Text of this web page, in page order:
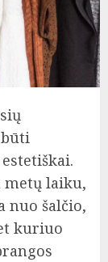
metų laiku,
nuo šalčio,
kuriuo